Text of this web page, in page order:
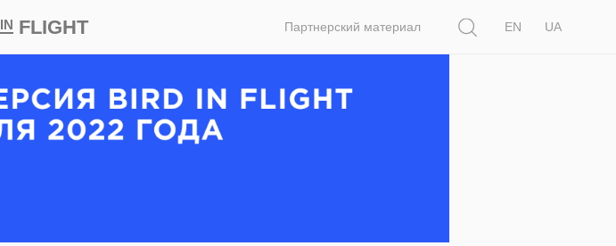
INFLIGHT Партнерский материал
EN
UA